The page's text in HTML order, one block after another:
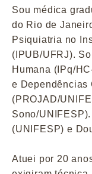
Sou médica
do Rio de
Psiquiatria no
(IPUB/UFRJ).
Humana (IPq/
e Dependências
(PROJAD/
Sono/
(UNIFESP) e
Atuei por 20